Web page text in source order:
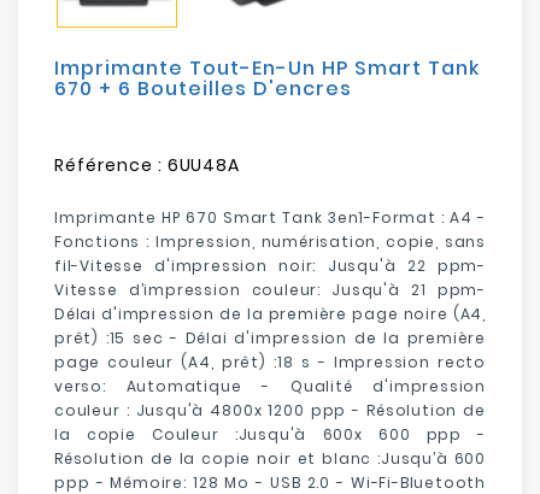
Loisirs
Imprimante Tout-En-Un HP Smart Tank
670 + 6 Bouteilles D'encres
Référence : 6UU48A
Imprimante HP 670 Smart Tank 3en1-Format : A4 -
Fonctions : Impression, numérisation, copie, sans
fil-Vitesse d'impression noir: Jusqu'à 22 ppm-
Vitesse d’impression couleur: Jusqu'à 21 ppm-
Délai d'impression de la première page noire (A4,
prêt) :15 sec - Délai d'impression de la première
page couleur (A4, prêt) :18 s - Impression recto
verso: Automatique - Qualité d'impression
couleur : Jusqu'à 4800x 1200 ppp - Résolution de
la copie Couleur :Jusqu'à 600x 600 ppp -
Résolution de la copie noir et blanc :Jusqu’à 600
ppp -Mémoire: 128 Mo- USB 2.0 - Wi-Fi-Bluetooth